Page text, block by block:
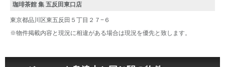
珈琲茶館 集 五反田東口店
東京都品川区東五反田５丁目２７−６
※物件掲載内容と現況に相違がある場合は現況を優先と致します。